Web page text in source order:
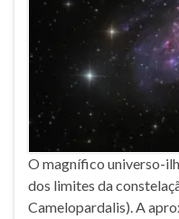
O magnífico universo-
dos limites da
Camelopardalis). A